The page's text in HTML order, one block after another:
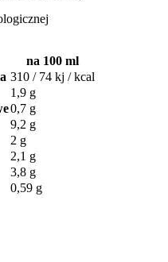
na 100 ml
310 / 74 kj / kcal
1,9 g
0,7 g
9,2 g
2 g
2,1 g
3,8 g
0,59 g